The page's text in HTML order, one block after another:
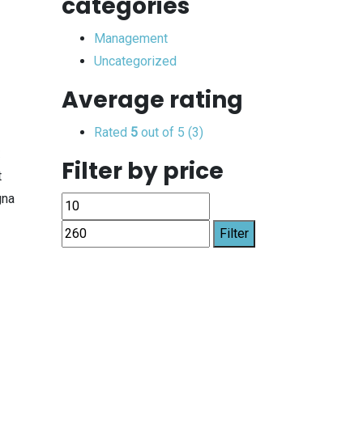
Management
Uncategorized
Average rating
Rated 5 out of 5 (3)
Filter by price
Filter